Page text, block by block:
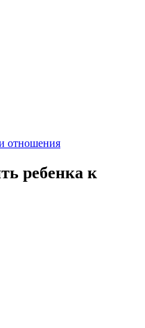
отношения
ребенка к